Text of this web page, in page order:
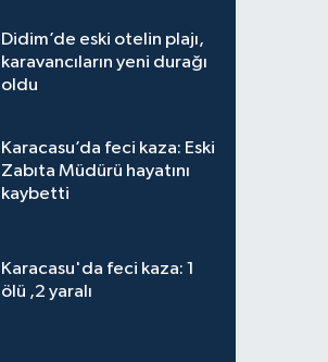
Didim’de eski otelin plajı,
karavancıların yeni durağı
oldu
Karacasu’da feci kaza: Eski
Zabıta Müdürü hayatını
kaybetti
Karacasu'da feci kaza: 1
ölü ,2 yaralı